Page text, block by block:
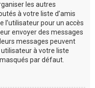
les autres
à votre liste d’amis
l’utilisateur pour un accès
envoyer des messages
messages peuvent
à votre liste
par défaut.